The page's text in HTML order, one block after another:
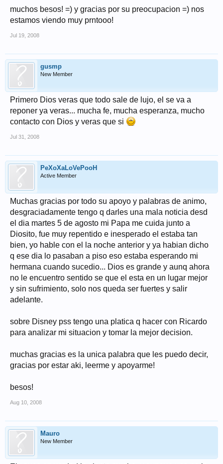
muchos besos! =) y gracias por su preocupacion =) nos
estamos viendo muy prntooo!
Jul 19, 2008
gusmp
New Member
Primero Dios veras que todo sale de lujo, el se va a
reponer ya veras... mucha fe, mucha esperanza, mucho
contacto con Dios y veras que si
Jul 31, 2008
PeXoXaLoVePooH
Active Member
Muchas gracias por todo su apoyo y palabras de animo,
desgraciadamente tengo q darles una mala noticia desd
el dia martes 5 de agosto mi Papa me cuida junto a
Diosito, fue muy repentido e inesperado el estaba tan
bien, yo hable con el la noche anterior y ya habian dicho
q ese dia lo pasaban a piso eso estaba esperando mi
hermana cuando sucedio... Dios es grande y aunq ahora
no le encuentro sentido se que el esta en un lugar mejor
y sin sufrimiento, solo nos queda ser fuertes y salir
adelante.
sobre Disney pss tengo una platica q hacer con Ricardo
para analizar mi situacion y tomar la mejor decision.
muchas gracias es la unica palabra que les puedo decir,
gracias por estar aki, leerme y apoyarme!
besos!
Aug 10, 2008
Mauro
New Member